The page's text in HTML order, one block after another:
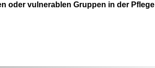
oder vulnerablen Gruppen in der Pflege